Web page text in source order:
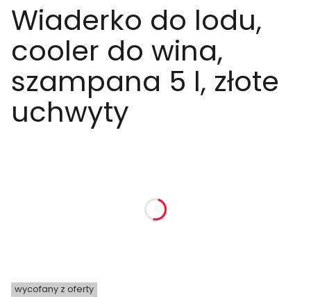
Wiaderko do lodu,
cooler do wina,
szampana 5 l, złote
uchwyty
wycofany z oferty